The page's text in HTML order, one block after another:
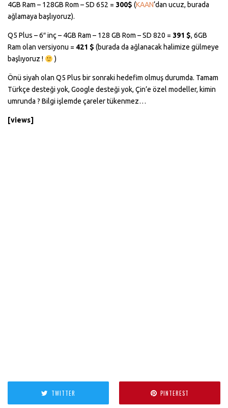
4GB Ram – 128GB Rom – SD 652 = 300$ (KAAN‘dan ucuz, burada
ağlamaya başlıyoruz).
Q5 Plus – 6″ inç – 4GB Ram – 128 GB Rom – SD 820 = 391 $, 6GB
Ram olan versiyonu = 421 $ (burada da ağlanacak halimize gülmeye
başlıyoruz !
)
Önü siyah olan Q5 Plus bir sonraki hedefim olmuş durumda. Tamam
Türkçe desteği yok, Google desteği yok, Çin’e özel modeller, kimin
umrunda ? Bilgi işlemde çareler tükenmez…
[views]
TWITTER PINTEREST